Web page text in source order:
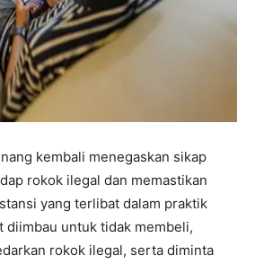
kembali menegaskan sikap
rokok ilegal dan memastikan
yang terlibat dalam praktik
diimbau untuk tidak membeli,
rokok ilegal, serta diminta